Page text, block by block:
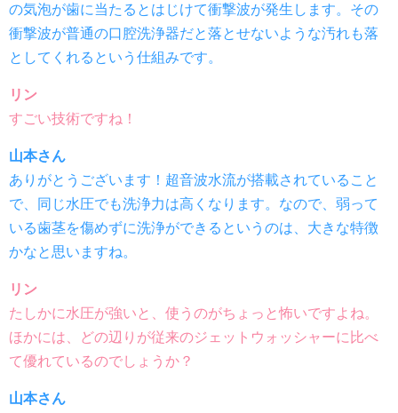
の気泡が歯に当たるとはじけて衝撃波が発生します。その
衝撃波が普通の口腔洗浄器だと落とせないような汚れも落
としてくれるという仕組みです。
リン
すごい技術ですね！
山本さん
ありがとうございます！超音波水流が搭載されていること
で、同じ水圧でも洗浄力は高くなります。なので、弱って
いる歯茎を傷めずに洗浄ができるというのは、大きな特徴
かなと思いますね。
リン
たしかに水圧が強いと、使うのがちょっと怖いですよね。
ほかには、どの辺りが従来のジェットウォッシャーに比べ
て優れているのでしょうか？
山本さん